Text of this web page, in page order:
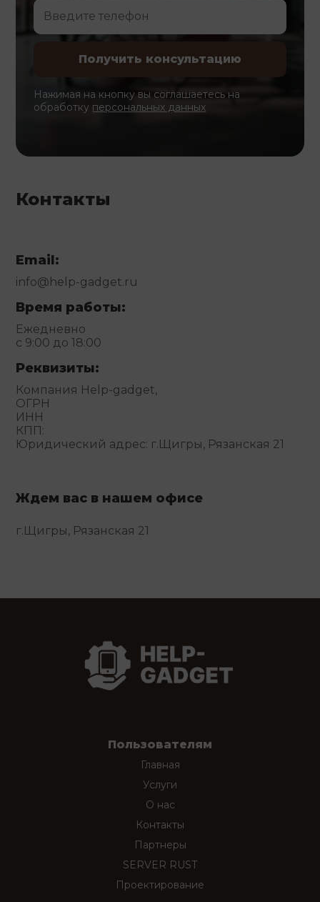
Нажимая на кнопку вы соглашаетесь на
обработку персональных данных
Контакты
Email:
info@help-gadget.ru
Время работы:
Ежедневно
с 9:00 до 18:00
Реквизиты:
Компания Help-gadget,
ОГРН
ИНН
КПП:
Юридический адрес: г.Щигры, Рязанская 21
Ждем вас в нашем офисе
г.Щигры, Рязанская 21
Пользователям
Главная
Услуги
О нас
Контакты
Партнеры
SERVER RUST
Проектирование